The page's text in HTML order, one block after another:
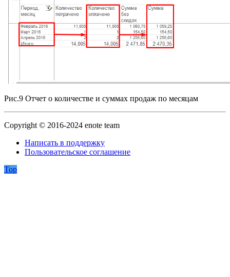
Рис.9 Отчет о количестве и суммах продаж по месяцам
Copyright © 2016-2024 enote team
Написать в поддержку
Пользовательское соглашение
Top